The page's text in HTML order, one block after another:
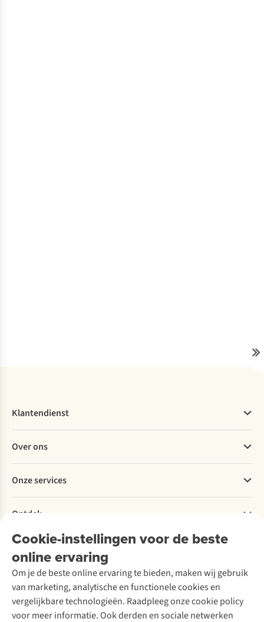
Cookie-instellingen voor de beste
online ervaring
Om je de beste online ervaring te bieden, maken wij gebruik
van marketing, analytische en functionele cookies en
vergelijkbare technologieën. Raadpleeg onze cookie policy
voor meer informatie. Ook derden en sociale netwerken
Klantendienst
Bestellen
Betalen
Levering
Retourneren
Bestelling herroepen
Garantie
Contact
Over ons
Explore More
Verantwoord ondernemen
Over Ayacucho
Onze winkels
Over A.S.Adventure
Toegankelijkheidsverklaring
Onze services
Ski-onderhoud
Wasservice
Schoenonderhoud
Schoenherstelling
Kledingherstelling
Retouches
Ontdek
A.S.Magazine
Podcast
Explore Academy
Explore Camp
Gear Check
Inspiratie & advies
Meld je aan voor de nieuwsbrief